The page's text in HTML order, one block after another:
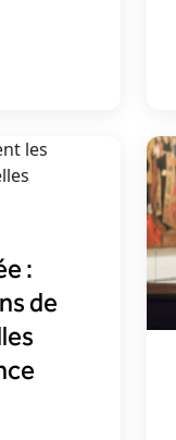
:
de